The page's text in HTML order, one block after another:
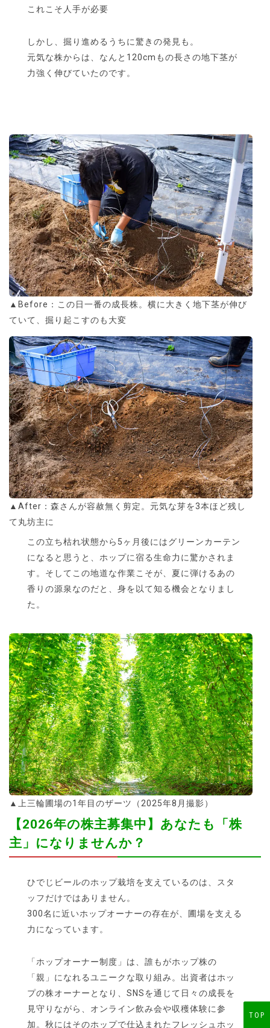
TOP
これこそ人手が必要
しかし、掘り進めるうちに驚きの発見も。
元気な株からは、なんと120cmもの長さの地下茎が
力強く伸びていたのです。
▲Before：この日一番の成長株。横に大きく地下茎が伸び
ていて、掘り起こすのも大変
▲After：森さんが容赦無く剪定。元気な芽を3本ほど残し
て丸坊主に
この立ち枯れ状態から5ヶ月後にはグリーンカーテン
になると思うと、ホップに宿る生命力に驚かされま
す。そしてこの地道な作業こそが、夏に弾けるあの
香りの源泉なのだと、身を以て知る機会となりまし
た。
▲上三輪圃場の1年目のザーツ（2025年8月撮影）
【2026年の株主募集中】あなたも「株
主」になりませんか？
ひでじビールのホップ栽培を支えているのは、スタ
ッフだけではありません。
300名に近いホップオーナーの存在が、圃場を支える
力になっています。
「ホップオーナー制度」は、誰もがホップ株の
「親」になれるユニークな取り組み。出資者はホッ
プの株オーナーとなり、SNSを通じて日々の成長を
見守りながら、オンライン飲み会や収穫体験に参
加。秋にはそのホップで仕込まれたフレッシュホッ